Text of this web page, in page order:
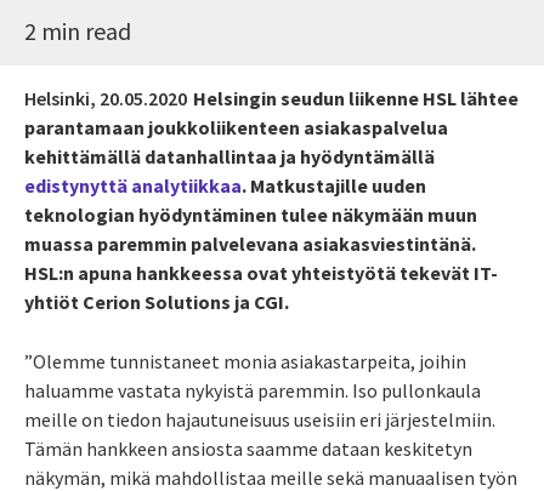
2 min read
Helsinki, 20.05.2020 Helsingin seudun liikenne HSL lähtee
parantamaan joukkoliikenteen asiakaspalvelua
kehittämällä datanhallintaa ja hyödyntämällä
edistynyttä analytiikkaa. Matkustajille uuden
teknologian hyödyntäminen tulee näkymään muun
muassa paremmin palvelevana asiakasviestintänä.
HSL:n apuna hankkeessa ovat yhteistyötä tekevät IT-
yhtiöt Cerion Solutions ja CGI.
”Olemme tunnistaneet monia asiakastarpeita, joihin
haluamme vastata nykyistä paremmin. Iso pullonkaula
meille on tiedon hajautuneisuus useisiin eri järjestelmiin.
Tämän hankkeen ansiosta saamme dataan keskitetyn
näkymän, mikä mahdollistaa meille sekä manuaalisen työn